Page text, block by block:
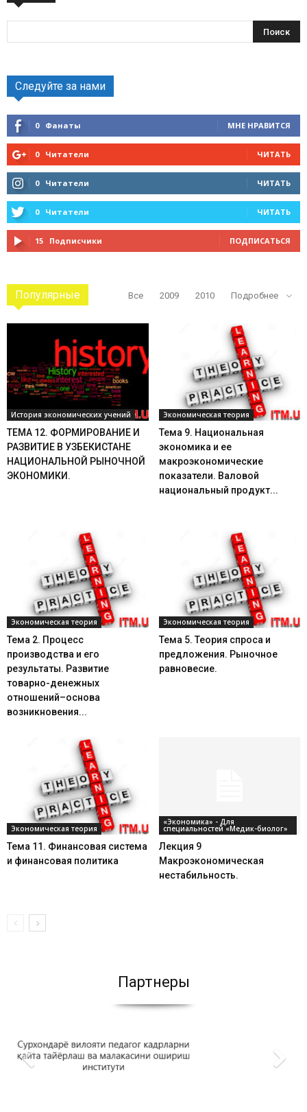
Следуйте за нами
0 Фанаты МНЕ НРАВИТСЯ
0 Читатели ЧИТАТЬ
0 Читатели ЧИТАТЬ
0 Читатели ЧИТАТЬ
15 Подписчики ПОДПИСАТЬСЯ
Популярные Все 2009 2010 Подробнее
История экономических учений
ТЕМА 12. ФОРМИРОВАНИЕ И
РАЗВИТИЕ В УЗБЕКИСТАНЕ
НАЦИОНАЛЬНОЙ РЫНОЧНОЙ
ЭКОНОМИКИ.
Экономическая теория
Тема 9. Национальная
экономика и ее
макроэкономические
показатели. Валовой
национальный продукт...
Экономическая теория
Тема 2. Процесс
производства и его
результаты. Развитие
товарно-денежных
отношений–основа
возникновения...
Экономическая теория
Тема 5. Теория спроса и
предложения. Рыночное
равновесие.
Экономическая теория
Тема 11. Финансовая система
и финансовая политика
«Экономика» - Для
специальностей «Медик-биолог»
Лекция 9
Макроэкономическая
нестабильность.
Партнеры